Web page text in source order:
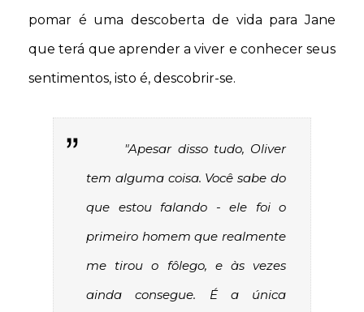
pomar é uma descoberta de vida para Jane
que terá que aprender a viver e conhecer seus
sentimentos, isto é, descobrir-se.
"Apesar disso tudo, Oliver
tem alguma coisa. Você sabe do
que estou falando - ele foi o
primeiro homem que realmente
me tirou o fôlego, e às vezes
ainda consegue. É a única